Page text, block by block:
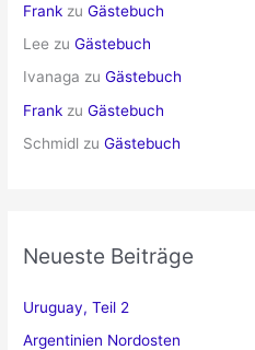
Frank zuGästebuch
Lee zuGästebuch
Ivanaga zuGästebuch
Frank zuGästebuch
Schmidl zuGästebuch
Neueste Beiträge
Uruguay, Teil 2
Argentinien Nordosten